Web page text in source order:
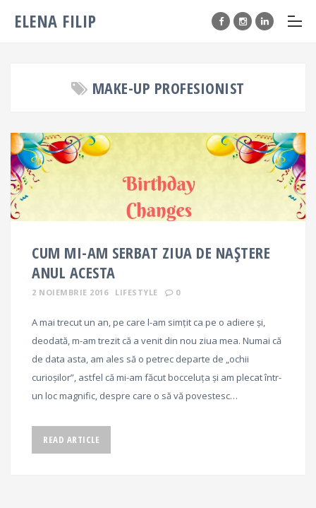
ELENA FILIP
MAKE-UP PROFESIONIST
CUM MI-AM SERBAT ZIUA DE NAȘTERE
ANUL ACESTA
2 NOIEMBRIE 2016 LIFESTYLE 0
A mai trecut un an, pe care l-am simțit ca pe o adiere și,
deodată, m-am trezit că a venit din nou ziua mea. Numai că
de data asta, am ales să o petrec departe de „ochii
curioșilor”, astfel că mi-am făcut bocceluța și am plecat într-
un loc magnific, despre care o să vă povestesc…
READ ARTICLE